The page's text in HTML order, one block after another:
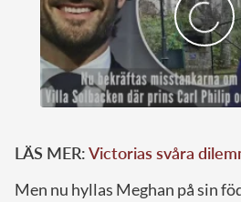
LÄS MER:Victorias svåra
Men nu hyllas Meghan på sin